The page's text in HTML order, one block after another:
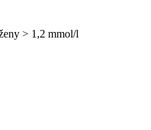
> 1,2 mmol/l